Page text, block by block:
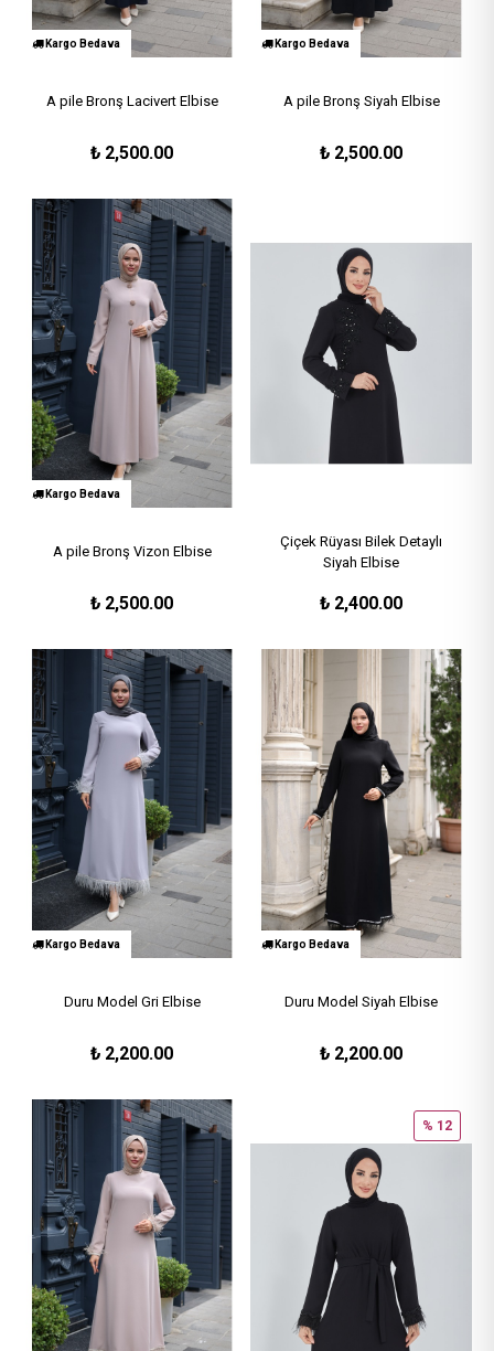
Kargo Bedava
A pile Bronş Lacivert Elbise
₺ 2,500.00
Kargo Bedava
A pile Bronş Siyah Elbise
₺ 2,500.00
Kargo Bedava
A pile Bronş Vizon Elbise
₺ 2,500.00
Çiçek Rüyası Bilek Detaylı
Siyah Elbise
₺ 2,400.00
Kargo Bedava
Duru Model Gri Elbise
₺ 2,200.00
Kargo Bedava
Duru Model Siyah Elbise
₺ 2,200.00
% 12